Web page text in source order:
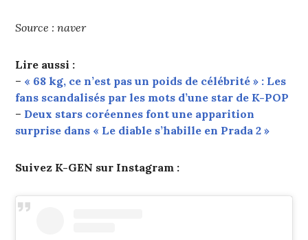
Source : naver
Lire aussi :
– « 68 kg, ce n’est pas un poids de célébrité » : Les
fans scandalisés par les mots d’une star de K-POP
– Deux stars coréennes font une apparition
surprise dans « Le diable s’habille en Prada 2 »
Suivez K-GEN sur Instagram :